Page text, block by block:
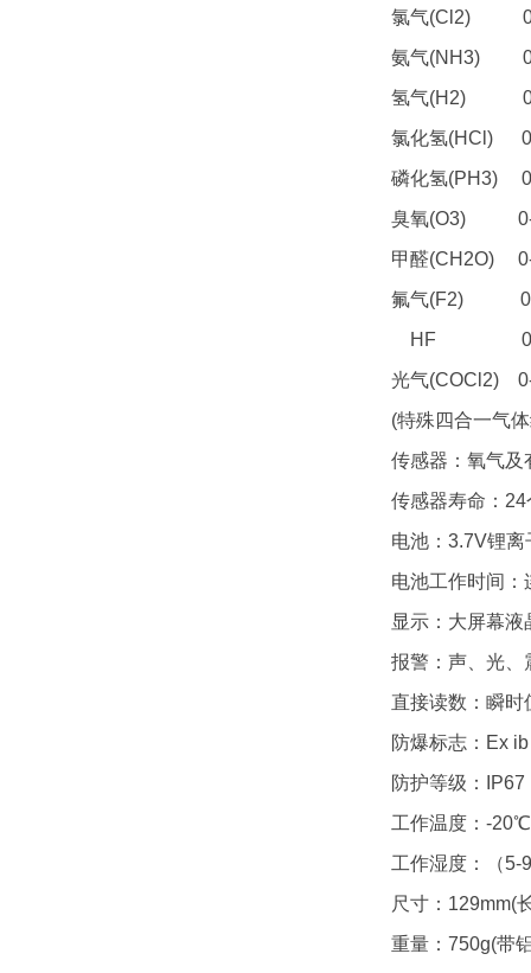
氯气(Cl2)
氨气(NH3)
氢气(H2) 0-
氯化氢(HCl)
磷化氢(PH3)
臭氧(O3) 0-
甲醛(CH2O)
氟气(F2) 0-
HF 0-
光气(COCl2)
(特殊四合一气
传感器：氧气及
传感器寿命：24
电池：3.7V锂离
电池工作时间
显示：大屏幕液
报警：声、光、
直接读数：瞬时
防爆标志：Ex
防护等级：IP67
工作温度：-
工作湿度：（5-
尺寸：129mm(
重量：750g(带